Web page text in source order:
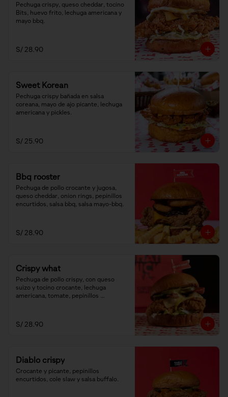
Pechuga crispy, queso cheddar, tocino
Bits, huevo frito, lechuga americana y
mayo bbq.
S/ 28.90
Sweet Korean
Pechuga crispy bañada en salsa
coreana, mayo de ajo picante, lechuga
americana y pickles.
S/ 25.90
Bbq rooster
Pechuga de pollo crocante y jugosa,
queso cheddar, onion rings, pepinillos
encurtidos, salsa bbq, salsa mayo-bbq.
S/ 28.90
Crispy what
Pechuga de pollo crispy, con queso
suizo y tocino crocante, lechuga
americana, tomate, pepinillos
S/ 28.90
Diablo crispy
Crocante y picante, pepinillos
encurtidos, cole slaw y salsa buffalo.